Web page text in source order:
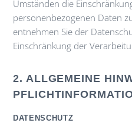
Umständen die
personenbezogenen Daten
entnehmen Sie der
Einschränkung der
2. ALLGEMEINE
DATENSCHUTZ